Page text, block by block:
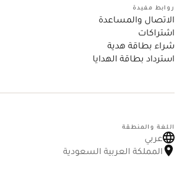
روابط مفيدة
الاتصال والمساعدة
اشتراكات
شراء بطاقة هدية
استرداد بطاقة الهدايا
اللغة والمنطقة
عربي
المملكة العربية السعودية